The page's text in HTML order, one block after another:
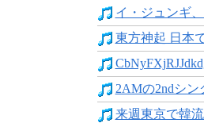
イ・ジュンギ
東方神起 日本
2AMの2ndシン
来週東京で韓